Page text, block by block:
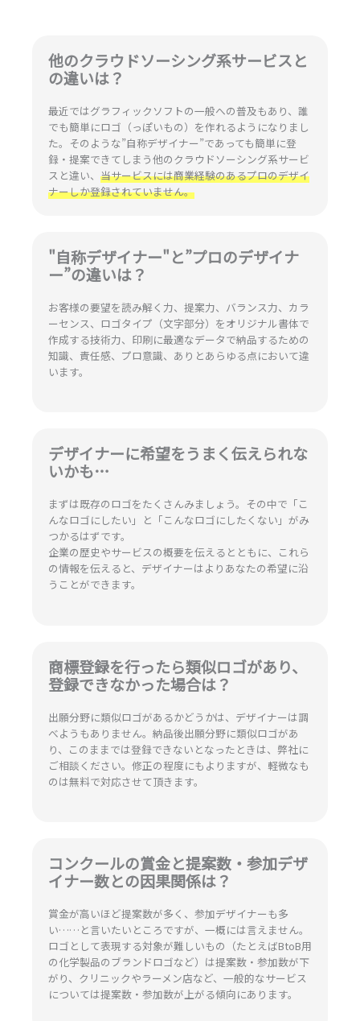
他のクラウドソーシング系サービスと
の違いは？
最近ではグラフィックソフトの一般への普及もあり、誰
でも簡単にロゴ（っぽいもの）を作れるようになりまし
た。そのような”自称デザイナー”であっても簡単に登
録・提案できてしまう他のクラウドソーシング系サービ
スと違い、 当サービスには商業経験のあるプロのデザイ
ナーしか登録されていません。
"自称デザイナー"と”プロのデザイナ
ー”の違いは？
お客様の要望を読み解く力、提案力、バランス力、カラ
ーセンス、ロゴタイプ（文字部分）をオリジナル書体で
作成する技術力、印刷に最適なデータで納品するための
知識、責任感、プロ意識、ありとあらゆる点において違
います。
デザイナーに希望をうまく伝えられな
いかも…
まずは既存のロゴをたくさんみましょう。その中で「こ
んなロゴにしたい」と「こんなロゴにしたくない」がみ
つかるはずです。
企業の歴史やサービスの概要を伝えるとともに、これら
の情報を伝えると、デザイナーはよりあなたの希望に沿
うことができます。
商標登録を行ったら類似ロゴがあり、
登録できなかった場合は？
出願分野に類似ロゴがあるかどうかは、デザイナーは調
べようもありません。納品後出願分野に類似ロゴがあ
り、このままでは登録できないとなったときは、弊社に
ご相談ください。修正の程度にもよりますが、軽微なも
のは無料で対応させて頂きます。
コンクールの賞金と提案数・参加デザ
イナー数との因果関係は？
賞金が高いほど提案数が多く、参加デザイナーも多
い……と言いたいところですが、一概には言えません。
ロゴとして表現する対象が難しいもの（たとえばBtoB用
の化学製品のブランドロゴなど）は提案数・参加数が下
がり、クリニックやラーメン店など、一般的なサービス
については提案数・参加数が上がる傾向にあります。